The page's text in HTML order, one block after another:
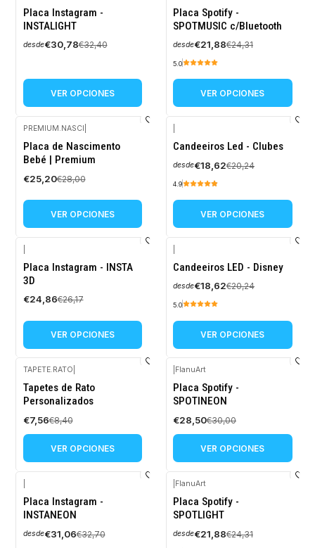
-5%
OFF
Placa Instagram -
INSTALIGHT
desde€30,78€32,40
VER OPCIONES
-10%
OFF
Placa Spotify -
SPOTMUSIC c/Bluetooth
desde€21,88€24,31
5.0
VER OPCIONES
-10%
OFF
PREMIUM.NASCI
Placa de Nascimento
Bebé | Premium
€25,20€28,00
VER OPCIONES
-8%
OFF
Candeeiros Led - Clubes
desde€18,62€20,24
4.9
VER OPCIONES
-5%
OFF
Placa Instagram - INSTA
3D
€24,86€26,17
VER OPCIONES
-8%
OFF
Candeeiros LED - Disney
desde€18,62€20,24
5.0
VER OPCIONES
-10%
OFF
TAPETE.RATO
Tapetes de Rato
Personalizados
€7,56€8,40
VER OPCIONES
-5%
OFF
FlanuArt
Placa Spotify -
SPOTINEON
€28,50€30,00
VER OPCIONES
-5%
OFF
Placa Instagram -
INSTANEON
desde€31,06€32,70
-10%
OFF
FlanuArt
Placa Spotify -
SPOTLIGHT
desde€21,88€24,31